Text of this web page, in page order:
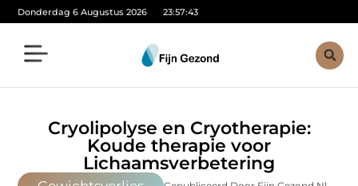
Donderdag 6 Augustus 2026 23:57:44
Cryolipolyse en Cryotherapie:
Koude therapie voor
Lichaamsverbetering